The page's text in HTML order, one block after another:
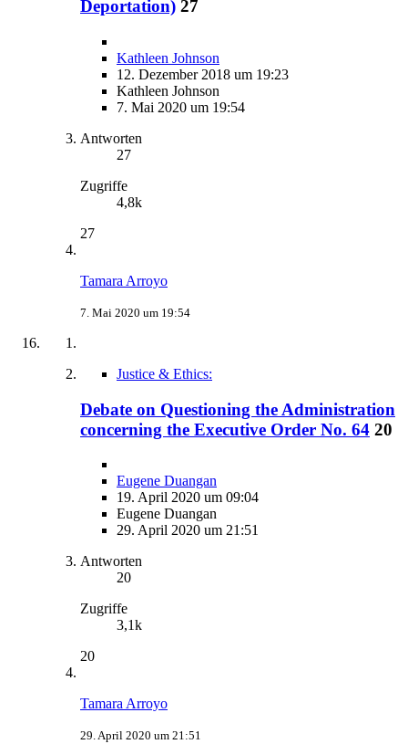
Deportation) 27
Kathleen Johnson
12. Dezember 2018 um 19:23
Kathleen Johnson
7. Mai 2020 um 19:54
Antworten
27
Zugriffe
4,8k
27
Tamara Arroyo
7. Mai 2020 um 19:54
Justice & Ethics:
Debate on Questioning the Administration
concerning the Executive Order No. 64 20
Eugene Duangan
19. April 2020 um 09:04
Eugene Duangan
29. April 2020 um 21:51
Antworten
20
Zugriffe
3,1k
20
Tamara Arroyo
29. April 2020 um 21:51